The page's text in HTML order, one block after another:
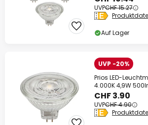
UVPCHF 15.27
Auf Lager
UVP -20%
Prios LED-
4.000K 4,9W
CHF 3.90
UVPCHF 4.90